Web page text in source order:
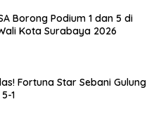
Borong Podium 1 dan 5 di
Kota Surabaya 2026
Fortuna Star Sebani Gulung
1